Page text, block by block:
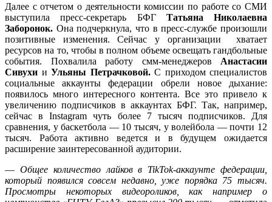
Далее с отчетом о деятельности комиссии по работе со СМИ
выступила пресс-секретарь БФГ Татьяна Николаевна
Заборонок. Она подчеркнула, что в пресс-службе произошли
позитивные изменения. Сейчас у организации хватает
ресурсов на то, чтобы в полном объеме освещать гандбольные
события. Похвалила работу смм-менеджеров Анастасии
Сивухи и Ульяны Петрачковой.С приходом специалистов
социальные аккаунты федерации обрели новое дыхание:
появилось много интересного контента. Все это привело к
увеличению подписчиков в аккаунтах БФГ. Так, например,
сейчас в Instagram чуть более 7 тысяч подписчиков. Для
сравнения, у баскетбола — 10 тысяч, у волейбола — почти 12
тысяч. Работа активно ведется и в будущем ожидается
расширение заинтересованной аудитории.
— Общее количество лайков в TikTok-аккаунте федерации,
который появился совсем недавно, уже порядка 75 тысяч.
Просмотры некоторых видеороликов, как например о